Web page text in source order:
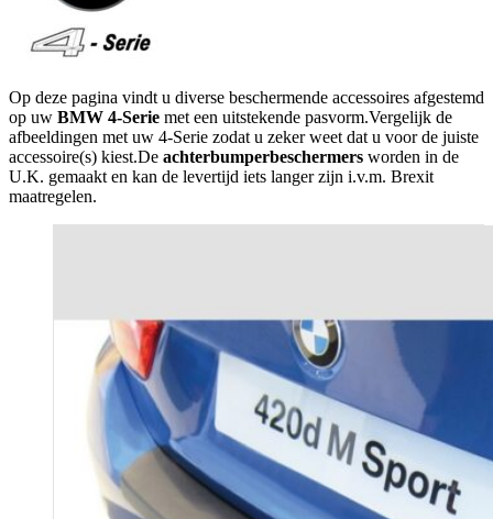
Op deze pagina vindt u diverse beschermende accessoires afgestemd
op uw BMW 4-Serie met een uitstekende pasvorm.Vergelijk de
afbeeldingen met uw 4-Serie zodat u zeker weet dat u voor de juiste
accessoire(s) kiest.De achterbumperbeschermers worden in de
U.K. gemaakt en kan de levertijd iets langer zijn i.v.m. Brexit
maatregelen.